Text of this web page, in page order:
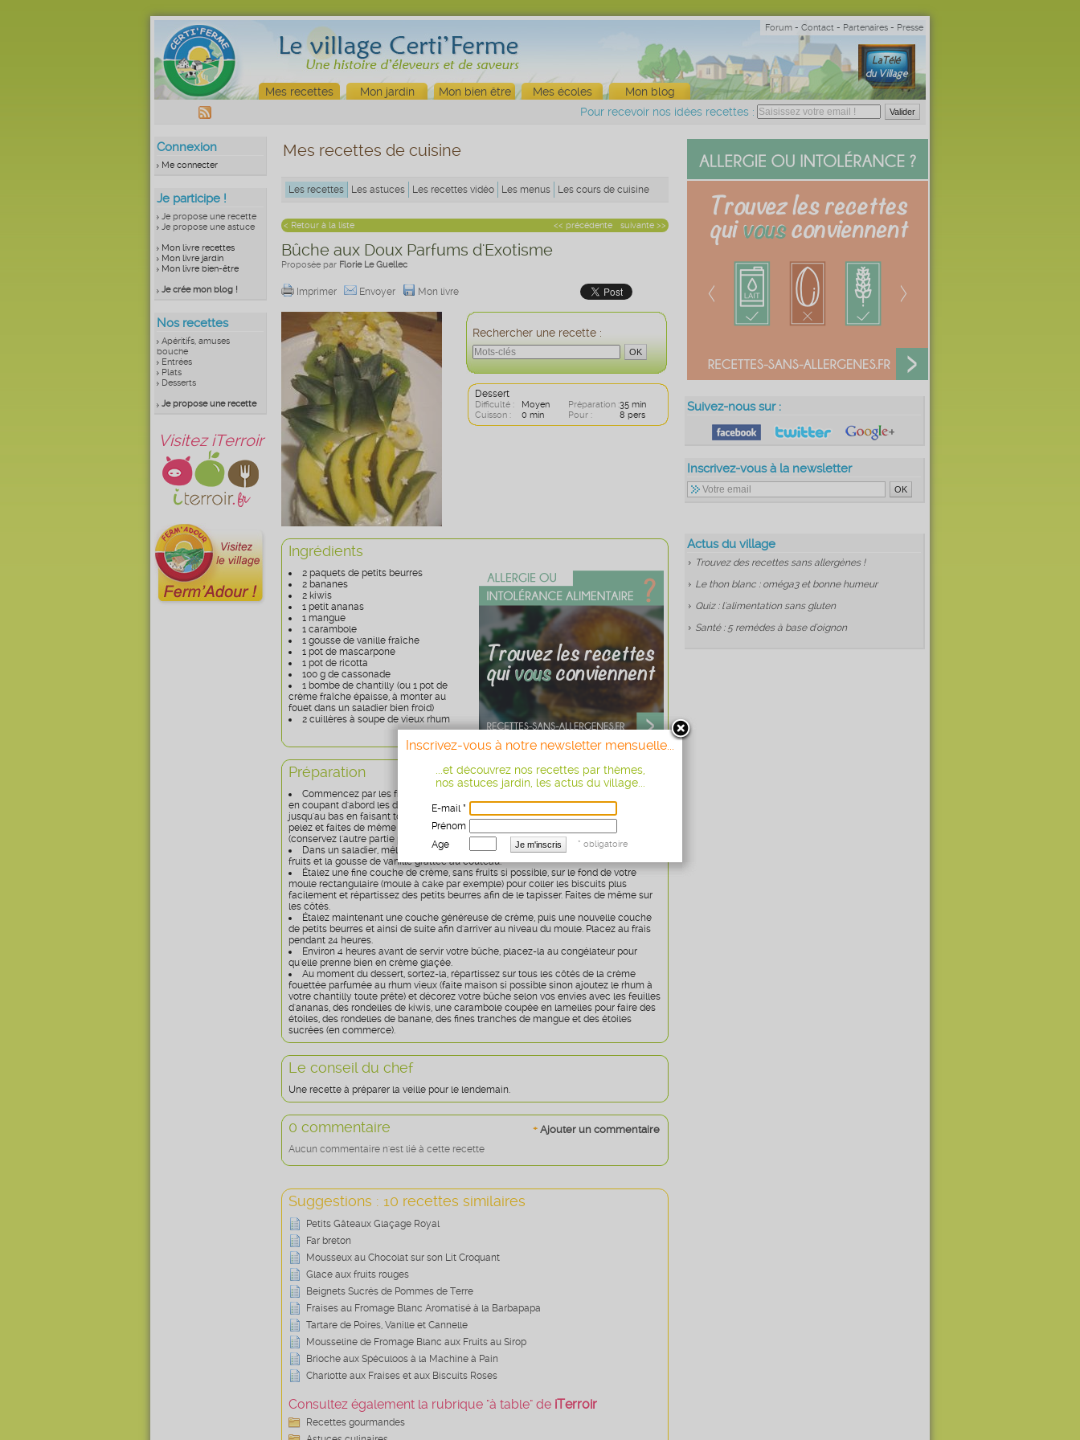
Forum - Contact - Partenaires - Presse
Mes recettes Mon jardin Mon bien être Mes écoles
Mon blog
Pour recevoir nos idées recettes :
Connexion
Me connecter
Je participe !
Je propose une recette
Je propose une astuce
Mon livre recettes
Mon livre jardin
Mon livre bien-être
Je crée mon blog !
Nos recettes
Apéritifs, amuses
bouche
Entrées
Plats
Desserts
Je propose une recette
Visitez iTerroir
Suivez-nous sur :
Inscrivez-vous à la newsletter
Actus du village
Trouvez des recettes sans allergènes !
Le thon blanc : oméga3 et bonne humeur
Quiz : l'alimentation sans gluten
Santé : 5 remèdes à base d'oignon
Mes recettes de cuisine
Les recettes Les astuces Les recettes vidéo Les menus Les cours de cuisine
suivante >>
<< précédente
< Retour à la liste
Bûche aux Doux Parfums d'Exotisme
Proposée par Florie Le Guellec
Imprimer Envoyer Mon livre
Rechercher une recette :
Dessert
Difficulté : Moyen Préparation :35 min
Cuisson :
0 min Pour : 8 pers
Ingrédients
2 paquets de petits beurres
2 bananes
2 kiwis
1 petit ananas
1 mangue
1 carambole
1 gousse de vanille fraîche
1 pot de mascarpone
1 pot de ricotta
100 g de cassonade
1 bombe de chantilly (ou 1 pot de
crème fraîche épaisse, à monter au
fouet dans un saladier bien froid)
2 cuillères à soupe de vieux rhum
Préparation
Commencez par les fruits. Pelez l'ananas (gardez les feuilles pour la décoration)
en coupant d'abord les deux extrémités avec un bon couteau, puis partez du haut
jusqu'au bas en faisant tout le tour et coupez-en la moitié en petits dés. Ensuite,
pelez et faites de même avec une banane, un kiwi et la moitié de la mangue
(conservez l'autre partie pour la décoration).
Dans un saladier, mélangez le mascarpone avec la ricotta, la cassonade, les
fruits et la gousse de vanille grattée au couteau.
Étalez une fine couche de crème, sans fruits si possible, sur le fond de votre
moule rectangulaire (moule à cake par exemple) pour coller les biscuits plus
facilement et répartissez des petits beurres afin de le tapisser. Faites de même sur
les côtés.
Étalez maintenant une couche généreuse de crème, puis une nouvelle couche
de petits beurres et ainsi de suite afin d'arriver au niveau du moule. Placez au frais
pendant 24 heures.
Environ 4 heures avant de servir votre bûche, placez-la au congélateur pour
qu'elle prenne bien en crème glaçée.
Au moment du dessert, sortez-la, répartissez sur tous les côtés de la crème
fouettée parfumée au rhum vieux (faite maison si possible sinon ajoutez le rhum à
votre chantilly toute prête) et décorez votre bûche selon vos envies avec les feuilles
d'ananas, des rondelles de kiwis, une carambole coupée en lamelles pour faire des
étoiles, des rondelles de banane, des fines tranches de mangue et des étoiles
sucrées (en commerce).
Le conseil du chef
Une recette à préparer la veille pour le lendemain.
+ Ajouter un commentaire
0 commentaire
Aucun commentaire n'est lié à cette recette
Suggestions : 10 recettes similaires
Petits Gâteaux Glaçage Royal
Far breton
Mousseux au Chocolat sur son Lit Croquant
Glace aux fruits rouges
Beignets Sucrés de Pommes de Terre
Fraises au Fromage Blanc Aromatisé à la Barbapapa
Tartare de Poires, Vanille et Cannelle
Mousseline de Fromage Blanc aux Fruits au Sirop
Brioche aux Spéculoos à la Machine à Pain
Charlotte aux Fraises et aux Biscuits Roses
Consultez également la rubrique "à table" de iTerroir
Recettes gourmandes
Inscrivez-vous à notre newsletter mensuelle...
...et découvrez nos recettes par thèmes,
nos astuces jardin, les actus du village...
E-mail *
Prénom
Age
* obligatoire